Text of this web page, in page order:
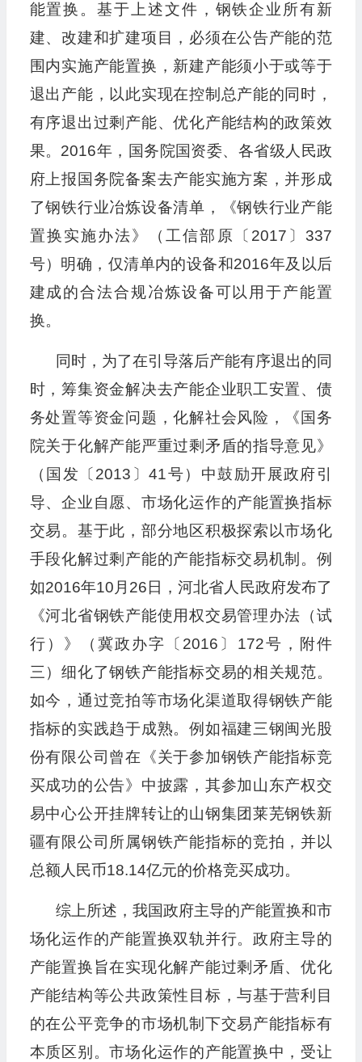
能置换。基于上述文件，钢铁企业所有新
建、改建和扩建项目，必须在公告产能的范
围内实施产能置换，新建产能须小于或等于
退出产能，以此实现在控制总产能的同时，
有序退出过剩产能、优化产能结构的政策效
果。2016年，国务院国资委、各省级人民政
府上报国务院备案去产能实施方案，并形成
了钢铁行业冶炼设备清单，《钢铁行业产能
置换实施办法》（工信部原〔2017〕337
号）明确，仅清单内的设备和2016年及以后
建成的合法合规冶炼设备可以用于产能置
换。
同时，为了在引导落后产能有序退出的同
时，筹集资金解决去产能企业职工安置、债
务处置等资金问题，化解社会风险，《国务
院关于化解产能严重过剩矛盾的指导意见》
（国发〔2013〕41号）中鼓励开展政府引
导、企业自愿、市场化运作的产能置换指标
交易。基于此，部分地区积极探索以市场化
手段化解过剩产能的产能指标交易机制。例
如2016年10月26日，河北省人民政府发布了
《河北省钢铁产能使用权交易管理办法（试
行）》（冀政办字〔2016〕172号，附件
三）细化了钢铁产能指标交易的相关规范。
如今，通过竞拍等市场化渠道取得钢铁产能
指标的实践趋于成熟。例如福建三钢闽光股
份有限公司曾在《关于参加钢铁产能指标竞
买成功的公告》中披露，其参加山东产权交
易中心公开挂牌转让的山钢集团莱芜钢铁新
疆有限公司所属钢铁产能指标的竞拍，并以
总额人民币18.14亿元的价格竞买成功。
综上所述，我国政府主导的产能置换和市
场化运作的产能置换双轨并行。政府主导的
产能置换旨在实现化解产能过剩矛盾、优化
产能结构等公共政策性目标，与基于营利目
的在公平竞争的市场机制下交易产能指标有
本质区别。市场化运作的产能置换中，受让